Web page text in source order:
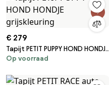
€ 279
Tapijt PETIT PUPPY HOND HONDJE
grijskleuring
Op voorraad